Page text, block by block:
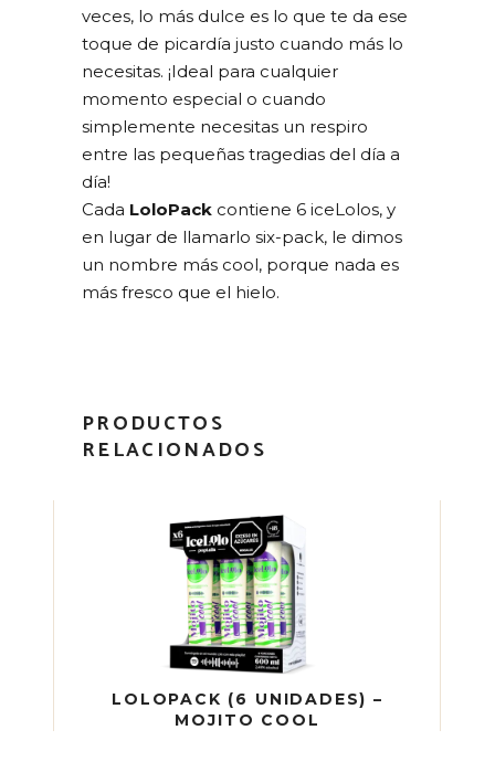
veces, lo más dulce es lo que te da ese
toque de picardía justo cuando más lo
necesitas. ¡Ideal para cualquier
momento especial o cuando
simplemente necesitas un respiro
entre las pequeñas tragedias del día a
día!
Cada LoloPack contiene 6 iceLolos, y
en lugar de llamarlo six-pack, le dimos
un nombre más cool, porque nada es
más fresco que el hielo.
PRODUCTOS
RELACIONADOS
LOLOPACK (6 UNIDADES) –
MOJITO COOL